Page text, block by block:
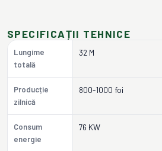
SPECIFICAȚII TEHNICE
Lungime
totală
32 M
Producție
zilnică
800-1000 foi
Consum
energie
76 KW